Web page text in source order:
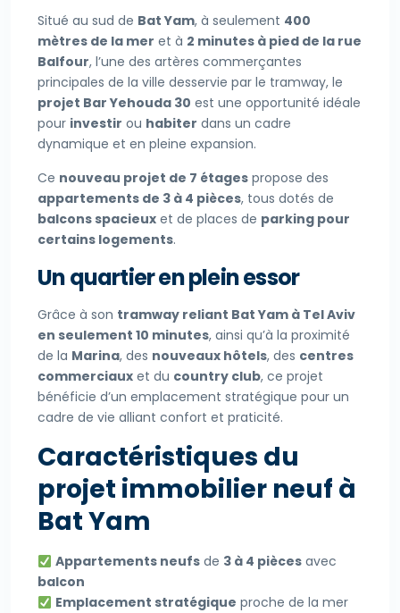
Situé au sud de Bat Yam, à seulement 400
mètres de la mer et à 2 minutes à pied de la rue
Balfour, l’une des artères commerçantes
principales de la ville desservie par le tramway, le
projet Bar Yehouda 30 est une opportunité idéale
pour investir ou habiter dans un cadre
dynamique et en pleine expansion.
Ce nouveau projet de 7 étages propose des
appartements de 3 à 4 pièces, tous dotés de
balcons spacieux et de places de parking pour
certains logements.
Un quartier en plein essor
Grâce à son tramway reliant Bat Yam à Tel Aviv
en seulement 10 minutes, ainsi qu’à la proximité
de la Marina, des nouveaux hôtels, des centres
commerciaux et du country club, ce projet
bénéficie d’un emplacement stratégique pour un
cadre de vie alliant confort et praticité.
Caractéristiques du
projet immobilier neuf à
Bat Yam
Appartements neufsde 3 à 4 piècesavec
balcon
Emplacement stratégique proche de la mer